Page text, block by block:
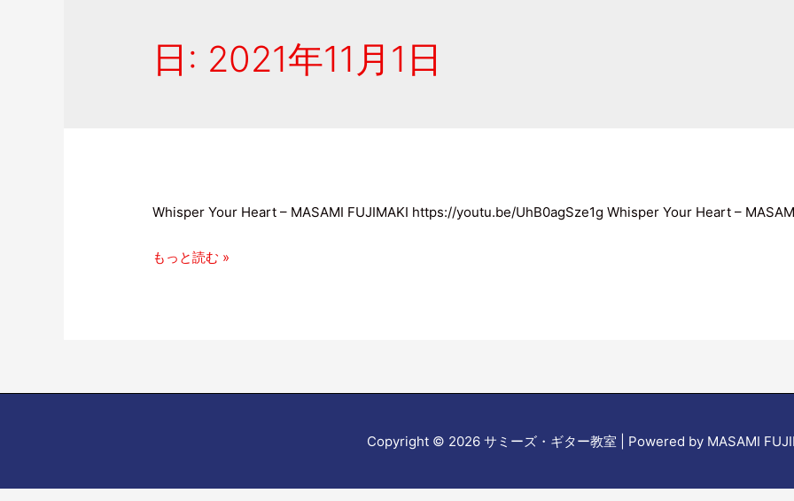
日: 2021年11月1日
Whisper Your Heart – MASAMI FUJIMAKI https://youtu.be/UhB0agSze1g Whisper Your Heart –
もっと読む »
Copyright © 2026 サミーズ・ギター教室 | Powered by MASAMI